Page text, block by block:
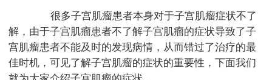
很多子宫肌瘤患者本身对于子宫肌瘤症状不了
解，由于子宫肌瘤患者不了解子宫肌瘤的症状导致了子
宫肌瘤患者不能及时的发现病情，从而错过了治疗的最
佳时机，可见了解子宫肌瘤的症状的重要性，下面我们